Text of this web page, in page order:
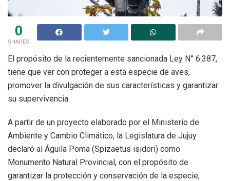
0
SHARES
El propósito de la recientemente sancionada Ley N° 6.387,
tiene que ver con proteger a esta especie de aves,
promover la divulgación de sus características y garantizar
su supervivencia.
A partir de un proyecto elaborado por el Ministerio de
Ambiente y Cambio Climático, la Legislatura de Jujuy
declaró al Águila Poma (Spizaetus isidori) como
Monumento Natural Provincial, con el propósito de
garantizar la protección y conservación de la especie,